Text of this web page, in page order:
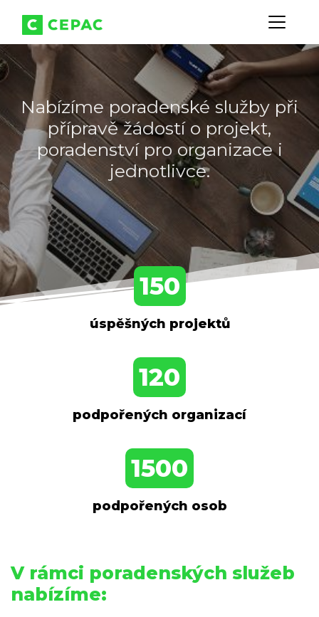
Nabízíme poradenské služby při
přípravě žádostí o projekt,
poradenství pro organizace i
jednotlivce.
150
úspěšných projektů
120
podpořených organizací
1500
podpořených osob
V rámci poradenských služeb
nabízíme: